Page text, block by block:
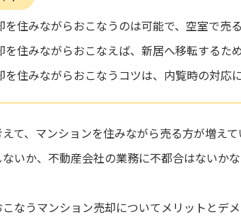
を住みながらおこなうのは可能で、空室で売
を住みながらおこなえば、新居へ移転するた
を住みながらおこなうコツは、内覧時の対応
て、マンションを住みながら売る方が増えて
いか、不動産会社の業務に不都合はないか
なうマンション売却についてメリットとデ